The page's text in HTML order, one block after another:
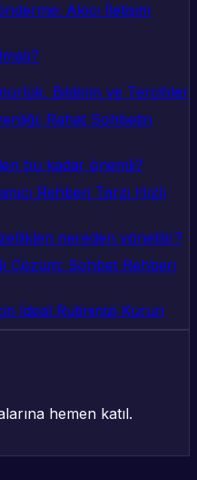
Akıcı İletişim
Bildirim ve Tercihler
Rahat Sohbetin
bu kadar önemli?
Rehberi Tarzı Hızlı
nereden yönetilir?
Çözüm: Sohbet Rehberi
İdeal Rutininizi Kurun
hemen katıl.